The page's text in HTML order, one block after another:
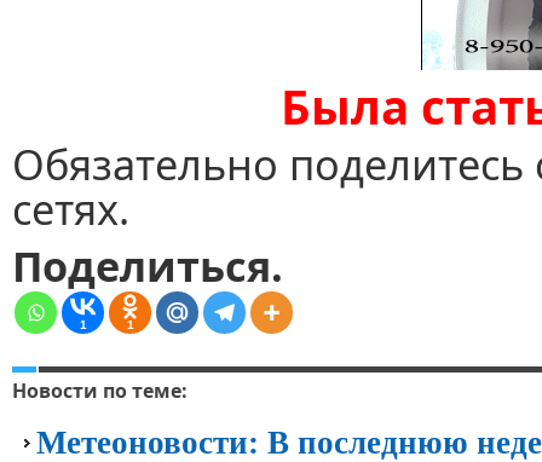
Была
Обязательно
сетях.
Поделиться.
1 1
Новости по теме:
Метеоновости: В последнюю